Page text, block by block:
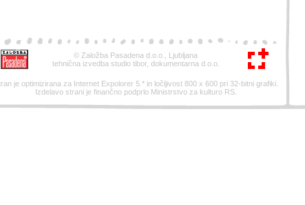
© Založba Pasadena d.o.o., Ljubljana
tehnična izvedba studio tibor, dokumentarna d.o.o.
je optimizirana za Internet Expolorer 5.* in ločljivost 800 x 600 pri 32-bitni grafiki.
Izdelavo strani je finančno podprlo Ministrstvo za kulturo RS.